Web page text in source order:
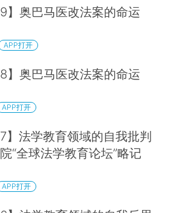
】奥巴马医改法案的命运
APP打开
】奥巴马医改法案的命运
APP打开
】法学教育领域的自我批判
全球法学教育论坛”略记
APP打开